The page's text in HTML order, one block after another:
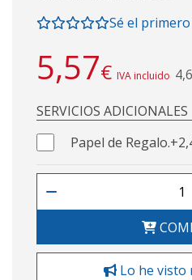
Sé el
5,57€ IVA incluido
SERVICIOS ADICIONALES
Papel de Regalo.
Lo he visto